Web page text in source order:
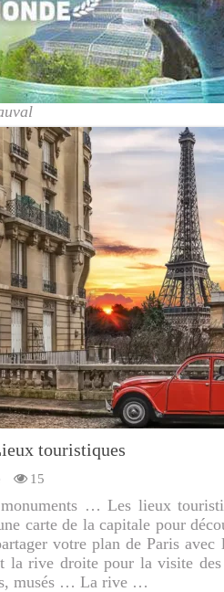
touristiques
15
… Les lieux
carte de la capitale pour
votre plan de Paris avec
la rive droite pour la visite
musés … La rive …